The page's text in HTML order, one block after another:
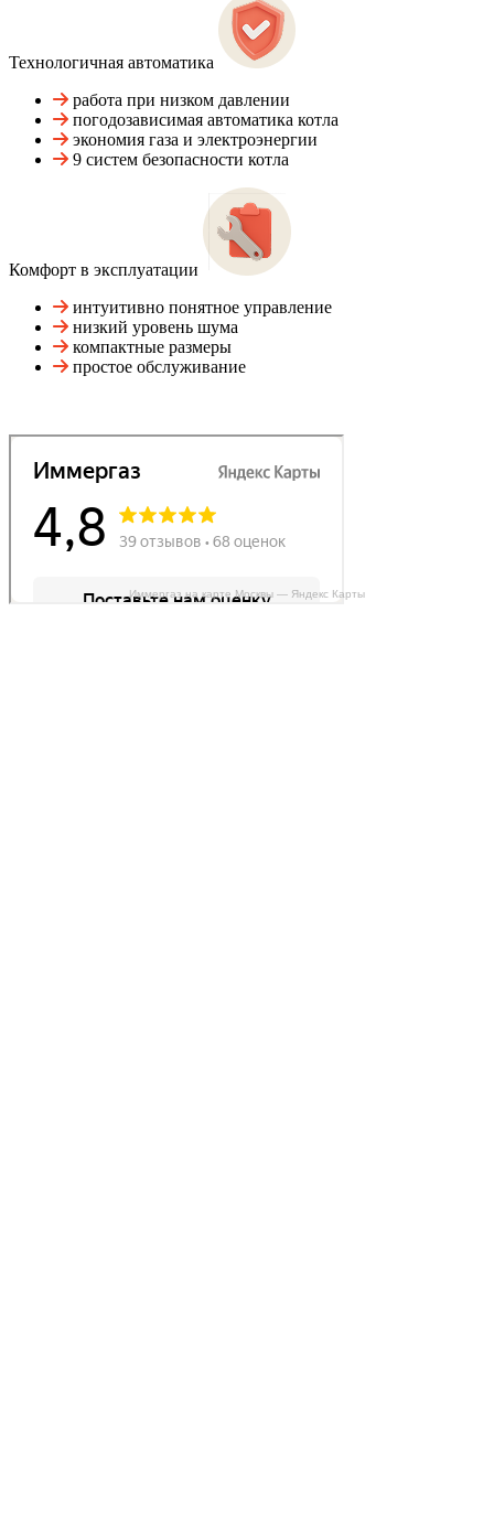
Технологичная автоматика
работа при низком давлении
погодозависимая автоматика котла
экономия газа и электроэнергии
9 систем безопасности котла
Комфорт в эксплуатации
интуитивно понятное управление
низкий уровень шума
компактные размеры
простое обслуживание
Иммергаз на карте Москвы — Яндекс Карты